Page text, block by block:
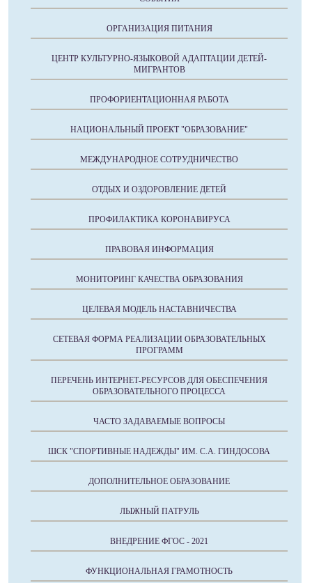
ОРГАНИЗАЦИЯ ПИТАНИЯ
ЦЕНТР КУЛЬТУРНО-ЯЗЫКОВОЙ АДАПТАЦИИ ДЕТЕЙ-
МИГРАНТОВ
ПРОФОРИЕНТАЦИОННАЯ РАБОТА
НАЦИОНАЛЬНЫЙ ПРОЕКТ "ОБРАЗОВАНИЕ"
МЕЖДУНАРОДНОЕ СОТРУДНИЧЕСТВО
ОТДЫХ И ОЗДОРОВЛЕНИЕ ДЕТЕЙ
ПРОФИЛАКТИКА КОРОНАВИРУСА
ПРАВОВАЯ ИНФОРМАЦИЯ
МОНИТОРИНГ КАЧЕСТВА ОБРАЗОВАНИЯ
ЦЕЛЕВАЯ МОДЕЛЬ НАСТАВНИЧЕСТВА
СЕТЕВАЯ ФОРМА РЕАЛИЗАЦИИ ОБРАЗОВАТЕЛЬНЫХ
ПРОГРАММ
ПЕРЕЧЕНЬ ИНТЕРНЕТ-РЕСУРСОВ ДЛЯ ОБЕСПЕЧЕНИЯ
ОБРАЗОВАТЕЛЬНОГО ПРОЦЕССА
ЧАСТО ЗАДАВАЕМЫЕ ВОПРОСЫ
ШСК "СПОРТИВНЫЕ НАДЕЖДЫ" ИМ. С.А. ГИНДОСОВА
ДОПОЛНИТЕЛЬНОЕ ОБРАЗОВАНИЕ
ЛЫЖНЫЙ ПАТРУЛЬ
ВНЕДРЕНИЕ ФГОС - 2021
ФУНКЦИОНАЛЬНАЯ ГРАМОТНОСТЬ